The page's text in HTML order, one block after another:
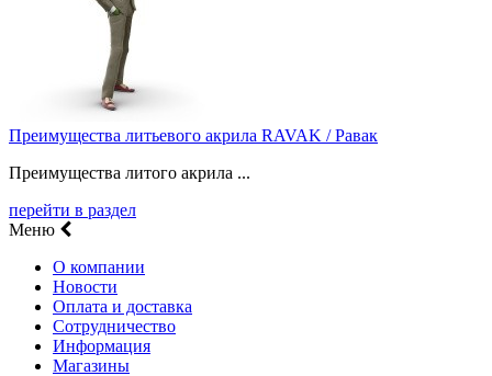
Преимущества литьевого акрила RAVAK / Равак
Преимущества литого акрила ...
перейти в раздел
Меню
О компании
Новости
Оплата и доставка
Сотрудничество
Информация
Магазины